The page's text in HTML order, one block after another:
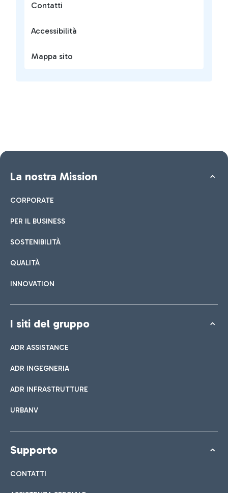
Contatti
Accessibilità
Mappa sito
La nostra Mission
CORPORATE
PER IL BUSINESS
SOSTENIBILITÀ
QUALITÀ
INNOVATION
I siti del gruppo
ADR ASSISTANCE
ADR INGEGNERIA
ADR INFRASTRUTTURE
URBANV
Supporto
CONTATTI